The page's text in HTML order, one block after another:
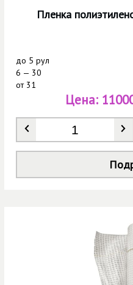
Пленка
до 5 рул
6 — 30
от31
Количество
Цена: